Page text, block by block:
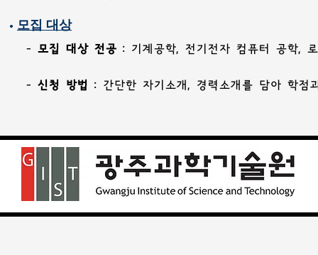
• 모집 대상
- 모집 대상전공 : 기계공학, 전기전자 컴퓨터 공학,
- 신청 방법 : 간단한 자기소개, 경력소개를 담아 학점